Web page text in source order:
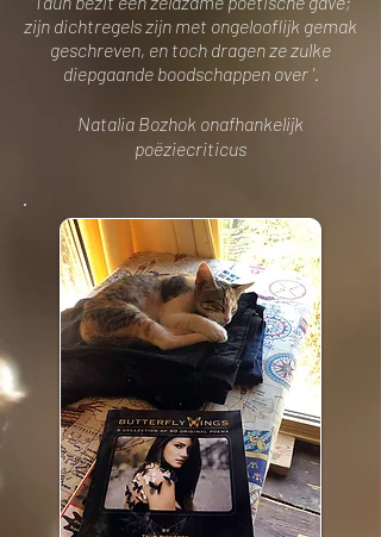
zijn dichtregels zijn met ongelooflijk gemak
geschreven, en toch dragen ze zulke
diepgaande boodschappen over '.
Natalia Bozhok onafhankelijk
poëziecriticus